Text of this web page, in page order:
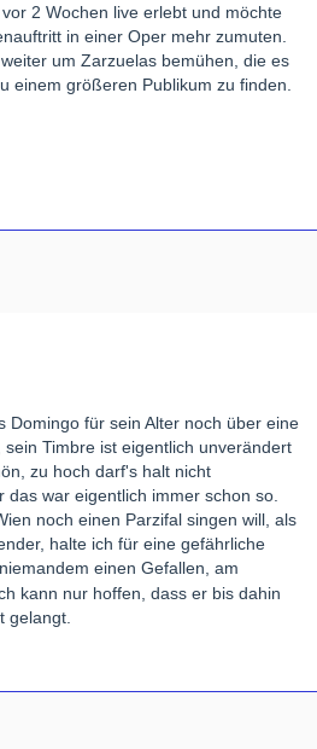
2 Wochen live erlebt und möchte
in einer Oper mehr zumuten.
um Zarzuelas bemühen, die es
einem größeren Publikum zu finden.
Domingo für sein Alter noch über eine
Timbre ist eigentlich unverändert
zu hoch darf's halt nicht
das war eigentlich immer schon so.
noch einen Parzifal singen will, als
halte ich für eine gefährliche
einen Gefallen, am
kann nur hoffen, dass er bis dahin
gelangt.